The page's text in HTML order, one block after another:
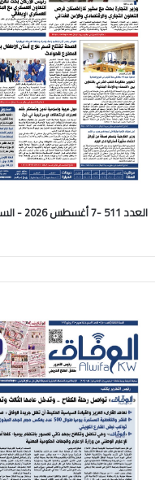
العدد 511 -7 أغسطس 2026 - السنة الثالثة